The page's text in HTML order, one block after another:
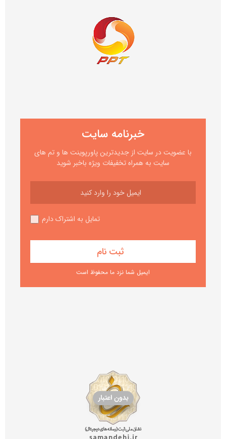
خبرنامه سایت
با عضویت در سایت از جدیدترین پاورپوینت ها و تم های
سایت به همراه تخفیفات ویژه باخبر شوید
تمایل به اشتراک دارم
ایمیل شما نزد ما محفوظ است